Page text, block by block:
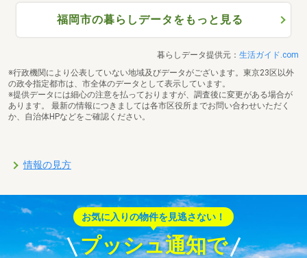
福岡市の暮らしデータをもっと見る
暮らしデータ提供元： 生活ガイド.com
※行政機関により公表していない地域及びデータがございます。東京23区以外
の政令指定都市は、市全体のデータとして表示しています。
※提供データには細心の注意を払っておりますが、調査後に変更がある場合が
あります。 最新の情報につきましては各市区役所までお問い合わせいただく
か、自治体HPなどをご確認ください。
情報の見方
お気に入りの物件を見逃さない！
プッシュ通知で